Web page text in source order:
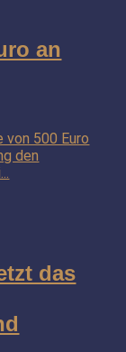
an
von 500 Euro
den
das